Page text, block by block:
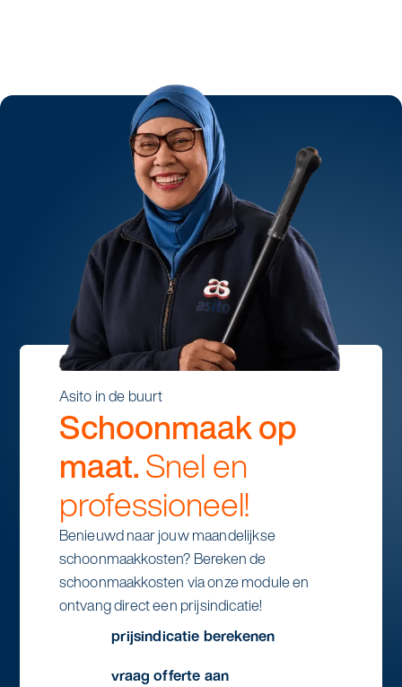
Asito in de buurt
Schoonmaak op
maat.Snel en
professioneel!
Benieuwd naar jouw maandelijkse
schoonmaakkosten? Bereken de
schoonmaakkosten via onze module en
ontvang direct een prijsindicatie!
prijsindicatie berekenen
vraag offerte aan